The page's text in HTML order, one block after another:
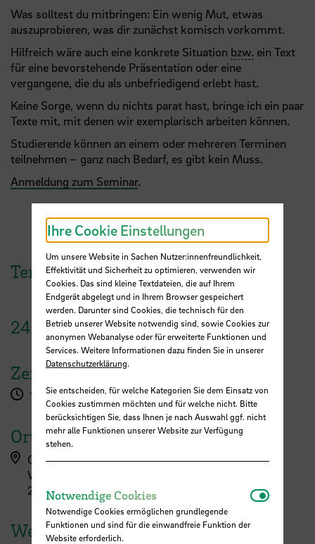
Was solltest du mitbringen: Ein wenig Mut, etwas
auszuprobieren, was dir zunächst komisch vorkommt.
Hilfreich wäre auch eine konkrete Situation bzw. ein Text
für eine bevorstehende Präsentation oder eine
vergangene, die du als unbefriedigend erlebt hast.
Keine Sorge, wenn du nichts parat hast, bringe ich ein paar
Texte mit, mit denen wir exemplarisch arbeiten können.
Studierende können an einem oder mehreren Terminen
teilnehmen – ganz nach Bedarf, es gibt kein Muss.
Anmeldung zum Seminar.
Termine
24. März2025
Zeit
10:00 - 12:00 Uhr
Ort
Campus Werderstraße
Werderstraße 73
28199 Bremen
Weitere Termine
Ihre Cookie Einstellungen
Um unsere Website in Sachen Nutzer:innenfreundlichkeit,
Effektivität und Sicherheit zu optimieren, verwenden wir
Cookies. Das sind kleine Textdateien, die auf Ihrem
Endgerät abgelegt und in Ihrem Browser gespeichert
werden. Darunter sind Cookies, die technisch für den
Betrieb unserer Website notwendig sind, sowie Cookies zur
anonymen Webanalyse oder für erweiterte Funktionen und
Services. Weitere Informationen dazu finden Sie in unserer
Datenschutzerklärung.
Sie entscheiden, für welche Kategorien Sie dem Einsatz von
Cookies zustimmen möchten und für welche nicht. Bitte
berücksichtigen Sie, dass Ihnen je nach Auswahl ggf. nicht
mehr alle Funktionen unserer Website zur Verfügung
stehen.
Notwendige Cookies
Notwendige Cookies ermöglichen grundlegende
Funktionen und sind für die einwandfreie Funktion der
Website erforderlich.